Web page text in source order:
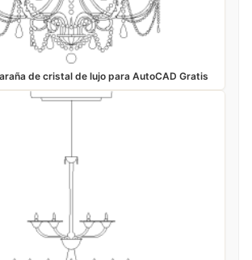
de cristal de lujo para AutoCAD Gratis